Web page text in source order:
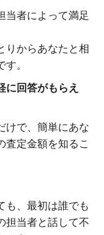
当者によって満足
りからあなたと相
。
に回答がもらえ
けで、簡単にあな
査定金額を知るこ
も、最初は誰でも
担当者と話して不